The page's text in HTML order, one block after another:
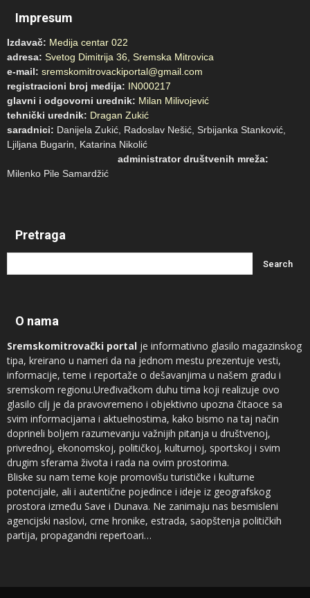
Impresum
Izdavač: Medija centar 022
adresa: Svetog Dimitrija 36, Sremska Mitrovica
e-mail: sremskomitrovackiportal@gmail.com
registracioni broj medija: IN000217
glavni i odgovorni urednik: Milan Milivojević
tehnički urednik: Dragan Zukić
saradnici: Danijela Zukić, Radoslav Nešić, Srbijanka Stanković,
Ljiljana Bugarin, Katarina Nikolić
administrator društvenih mreža:
Milenko Pile Samardžić
Pretraga
O nama
Sremskomitrovački portal je informativno glasilo magazinskog
tipa, kreirano u nameri da na jednom mestu prezentuje vesti,
informacije, teme i reportaže o dešavanjima u našem gradu i
sremskom regionu.Uređivačkom duhu tima koji realizuje ovo
glasilo cilj je da pravovremeno i objektivno upozna čitaoce sa
svim informacijama i aktuelnostima, kako bismo na taj način
doprineli boljem razumevanju važnijih pitanja u društvenoj,
privrednoj, ekonomskoj, političkoj, kulturnoj, sportskoj i svim
drugim sferama života i rada na ovim prostorima.
Bliske su nam teme koje promovišu turističke i kulturne
potencijale, ali i autentične pojedince i ideje iz geografskog
prostora između Save i Dunava. Ne zanimaju nas besmisleni
agencijski naslovi, crne hronike, estrada, saopštenja političkih
partija, propagandni repertoari…